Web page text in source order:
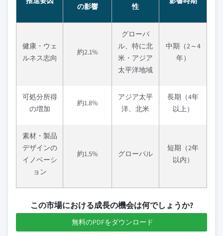
の影響
性
健康・ウェ
ルネス志向
約2.1%
グローバ
ル、特に北
米・アジア
太平洋地域
中期（2～4
年）
可処分所得
の増加
約1.8%
アジア太平
洋、北米
長期（4年
以上）
素材・製品
デザインの
イノベーシ
ョン
約1.5% グローバル
短期（2年
以内）
この市場における成長の機会は何でしょうか?
無料のPDFをダウンロード